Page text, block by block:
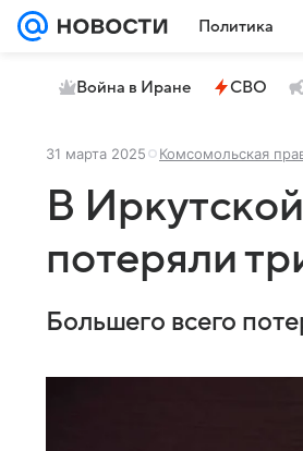
Политика
Война в Иране СВО
31 марта 2025 Комсомольская
В
потеряли
Большего всего